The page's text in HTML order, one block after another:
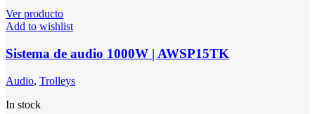
Ver producto
Add to wishlist
Sistema de audio 1000W | AWSP15TK
Audio, Trolleys
In stock